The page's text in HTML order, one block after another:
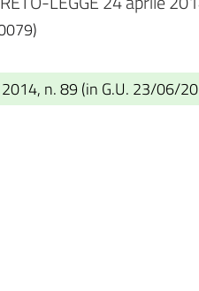
n. 89 (in G.U. 23/06/